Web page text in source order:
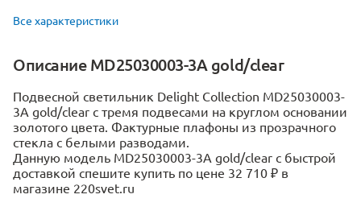
Все характеристики
Описание MD25030003-3A gold/clear
Подвесной светильник Delight Collection MD25030003-
3A gold/clear с тремя подвесами на круглом основании
золотого цвета. Фактурные плафоны из прозрачного
стекла с белыми разводами.
Данную модель MD25030003-3A gold/clear с быстрой
доставкой спешите купить по цене 32 710 ₽ в
магазине 220svet.ru